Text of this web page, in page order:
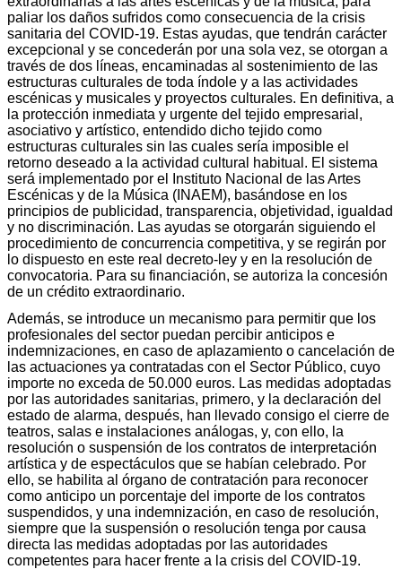
paliar los daños sufridos como consecuencia de la crisis
sanitaria del COVID-19. Estas ayudas, que tendrán carácter
excepcional y se concederán por una sola vez, se otorgan a
través de dos líneas, encaminadas al sostenimiento de las
estructuras culturales de toda índole y a las actividades
escénicas y musicales y proyectos culturales. En definitiva, a
la protección inmediata y urgente del tejido empresarial,
asociativo y artístico, entendido dicho tejido como
estructuras culturales sin las cuales sería imposible el
retorno deseado a la actividad cultural habitual. El sistema
será implementado por el Instituto Nacional de las Artes
Escénicas y de la Música (INAEM), basándose en los
principios de publicidad, transparencia, objetividad, igualdad
y no discriminación. Las ayudas se otorgarán siguiendo el
procedimiento de concurrencia competitiva, y se regirán por
lo dispuesto en este real decreto-ley y en la resolución de
convocatoria. Para su financiación, se autoriza la concesión
de un crédito extraordinario.
Además, se introduce un mecanismo para permitir que los
profesionales del sector puedan percibir anticipos e
indemnizaciones, en caso de aplazamiento o cancelación de
las actuaciones ya contratadas con el Sector Público, cuyo
importe no exceda de 50.000 euros. Las medidas adoptadas
por las autoridades sanitarias, primero, y la declaración del
estado de alarma, después, han llevado consigo el cierre de
teatros, salas e instalaciones análogas, y, con ello, la
resolución o suspensión de los contratos de interpretación
artística y de espectáculos que se habían celebrado. Por
ello, se habilita al órgano de contratación para reconocer
como anticipo un porcentaje del importe de los contratos
suspendidos, y una indemnización, en caso de resolución,
siempre que la suspensión o resolución tenga por causa
directa las medidas adoptadas por las autoridades
competentes para hacer frente a la crisis del COVID-19.